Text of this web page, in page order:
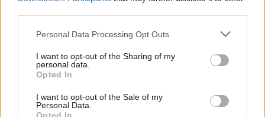
Personal Data Processing Opt Outs
I want to opt-out of the Sharing of my
personal data.
Opted In
I want to opt-out of the Sale of my
Personal Data.
00:03:05
dabartinę valdžią
Žinios | Lietuvos diena
Žmonės apie kyšius medikams: „Bent jau palaiko
ligoninėje“